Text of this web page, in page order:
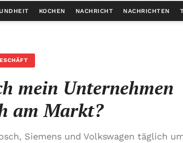
KOCHEN NACHRICHT NACHRICHTEN
mein Unternehmen
am Markt?
Siemens und Volkswagen täglich